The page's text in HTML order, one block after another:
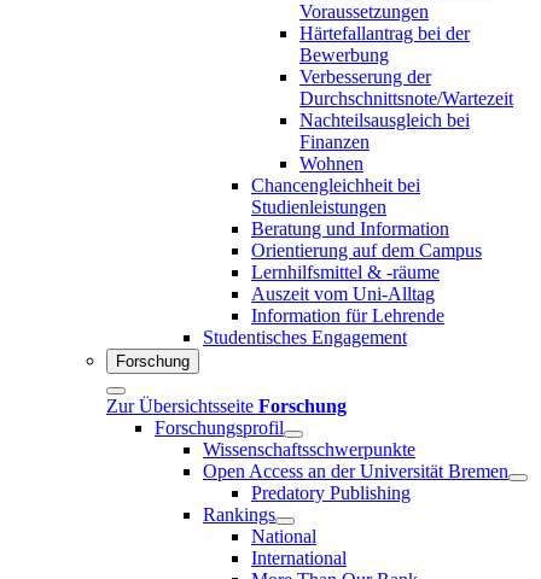
Voraussetzungen
Härtefallantrag bei der
Bewerbung
Verbesserung der
Durchschnittsnote/Wartezeit
Nachteilsausgleich bei
Finanzen
Wohnen
Chancengleichheit bei
Studienleistungen
Beratung und Information
Orientierung auf dem Campus
Lernhilfsmittel & -räume
Auszeit vom Uni-Alltag
Information für Lehrende
Studentisches Engagement
Forschung
Zur Übersichtsseite Forschung
Forschungsprofil
Wissenschaftsschwerpunkte
Open Access an der Universität Bremen
Predatory Publishing
Rankings
National
International